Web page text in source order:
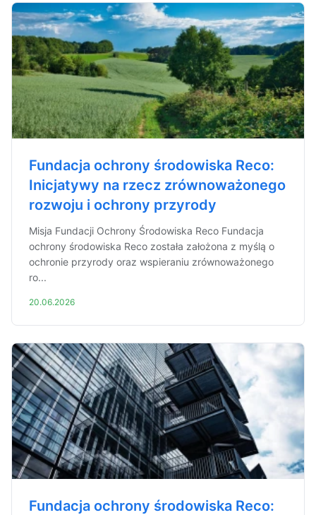
Fundacja ochrony środowiska Reco:
Inicjatywy na rzecz zrównoważonego
rozwoju i ochrony przyrody
Misja Fundacji Ochrony Środowiska Reco Fundacja
ochrony środowiska Reco została założona z myślą o
ochronie przyrody oraz wspieraniu zrównoważonego
ro...
20.06.2026
Fundacja ochrony środowiska Reco: